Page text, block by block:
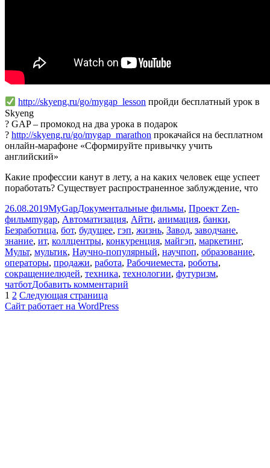
http://skyeng.ru/go/mygap_lesson пройди бесплатный урок в
Skyeng
? GAP – промокод на два урока в подарок
? http://skyeng.ru/go/mygap_marathon прокачайся на бесплатном
онлайн-марафоне «Сформируйте привычку учить
английский»
Какие профессии канут в лету, а на каких человек еще успеет
поработать? Существует распространенное заблуждение, что
Опубликовано
26.08.2019Автор
MyGapРубрики
Документальные фильмы, Проект Zen-
фильмМетки
mygap, Автоматизация, Айти, анимация, банки,
Безработица, бот, будущее, гэп, жизнь, Завод, заводчане,
знание, ит, коллцентры, конкуренция, майгэп, маркетинг,
Мульт, мультик, Научно-популярный, научпоп, образование,
операторы, продажи, работа, Рабочиеместа, роботы,
сокращениелюдей, техника, технологии, футуризм,
чатботДобавить комментарий
Пагинация
записей
Страница
1 Страница
2 Следующая страница
Сайт работает на WordPress